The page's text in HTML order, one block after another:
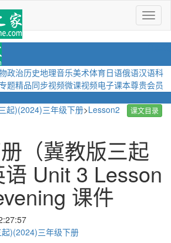
菜
单
政治历史地理音乐美术体育日语俄语汉语科
题精品同步视频微课视频电子课本尊贵会员
课文目录
起)(2024)三年级下册>Lesson2
（冀教版三起
Unit 3 Lesson
课件
)(2024)三年级下册